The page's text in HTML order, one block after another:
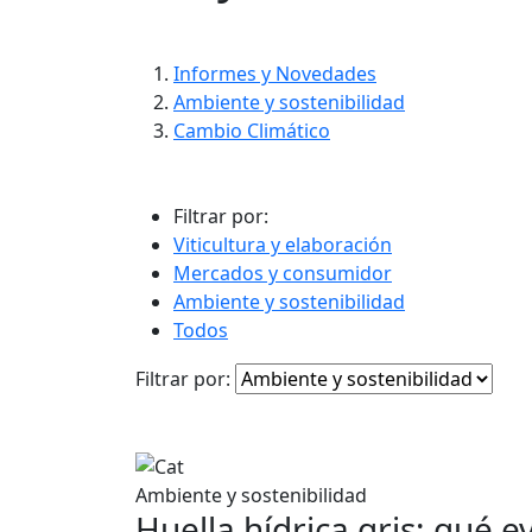
Informes y Novedades
Ambiente y sostenibilidad
Cambio Climático
Filtrar por:
Viticultura y elaboración
Mercados y consumidor
Ambiente y sostenibilidad
Todos
Filtrar por:
Ambiente y sostenibilidad